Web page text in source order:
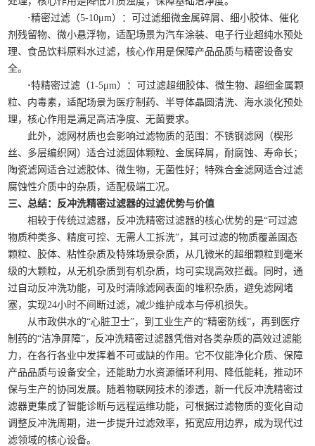
·精密过滤（5-10μm）：可过滤细微金属碎屑、细小胶体、催化
剂残留物、微小悬浮物，适配场景为汽车涂装、电子行业超纯水预处
理、食品饮料原料水过滤，核心作用是保障产品品质与精密设备安
全。
·特精密过滤（1-5μm）：可过滤超细胶体、微生物、超细金属颗
粒、内毒素，适配场景为医疗制药、半导体晶圆清洗、海水淡化预处
理，核心作用是满足高洁净度、无菌要求。
此外，滤网材质也会影响过滤物质的范围：不锈钢滤网（楔形
丝、多层编织网）适合过滤固体颗粒、金属碎屑，耐腐蚀、寿命长；
陶瓷滤网适合过滤胶体、微生物，无菌性好；特殊合金滤网适合过滤
腐蚀性介质中的杂质，适配极端工况。
三、总结：反冲洗精密过滤器的过滤优势与价值
相较于传统过滤器，反冲洗精密过滤器的核心优势的是“可过滤
物质种类多、精度可控、无需人工拆洗”，其可过滤的物质覆盖固态
颗粒、胶体、粘性杂质及特殊场景杂质，从几微米的超细颗粒到毫米
级的大颗粒，从无机杂质到有机杂质，均可实现高效拦截。同时，通
过自动反冲洗功能，可及时清除滤网表面的堆积杂质，避免滤网堵
塞，实现24小时不间断过滤，减少维护成本与停机损失。
从市政供水的“心脏卫士”，到工业生产的“精密防线”，再到医疗
制药的“洁净屏障”，反冲洗精密过滤器凭借对各类杂质的高效过滤能
力，在各行各业中发挥着不可或缺的作用。它不仅能净化介质、保障
产品品质与设备安全，还能助力水资源循环利用、降低能耗，推动环
保与生产的协同发展。随着物联网技术的渗透，新一代反冲洗精密过
滤器更集成了智能诊断与远程运维功能，可根据过滤物质的变化自动
调整反冲洗周期，进一步提升过滤效率，拓宽应用边界，成为现代过
滤领域的核心设备。